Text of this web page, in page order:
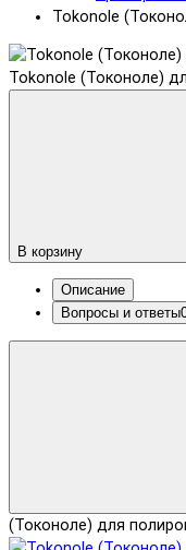
Tokonole
Tokonole (Токоноле)
В корзину
Описание
Вопросы и ответы
(Токоноле) для